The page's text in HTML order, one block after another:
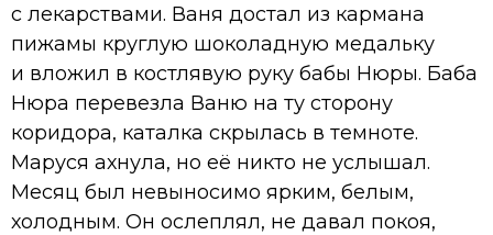
с лекарствами. Ваня достал из кармана
пижамы круглую шоколадную медальку
и вложил в костлявую руку бабы Нюры. Баба
Нюра перевезла Ваню на ту сторону
коридора, каталка скрылась в темноте.
Маруся ахнула, но её никто не услышал.
Месяц был невыносимо ярким, белым,
холодным. Он ослеплял, не давал покоя,